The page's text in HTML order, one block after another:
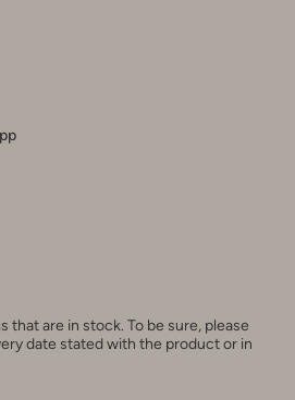
that are in stock. To be sure, please
date stated with the product or in